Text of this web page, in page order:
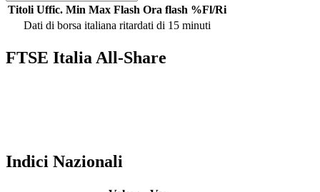
Titoli Uffic. Min Max Flash Ora flash %Fl/Ri
Dati di borsa italiana ritardati di 15 minuti
FTSE Italia All-Share
Indici Nazionali